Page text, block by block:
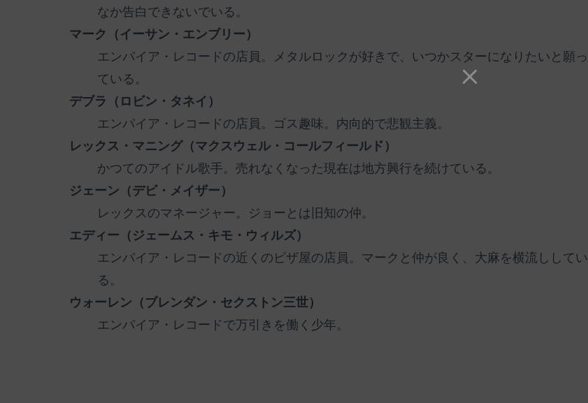
なか告白できないでいる。
マーク（イーサン・エンブリー）
エンパイア・レコードの店員。メタルロックが好きで、いつかスターになりたいと願っ
ている。
デブラ（ロビン・タネイ）
エンパイア・レコードの店員。ゴス趣味。内向的で悲観主義。
レックス・マニング（マクスウェル・コールフィールド）
かつてのアイドル歌手。売れなくなった現在は地方興行を続けている。
ジェーン（デビ・メイザー）
レックスのマネージャー。ジョーとは旧知の仲。
エディー（ジェームス・キモ・ウィルズ）
エンパイア・レコードの近くのピザ屋の店員。マークと仲が良く、大麻を横流ししてい
る。
ウォーレン（ブレンダン・セクストン三世）
エンパイア・レコードで万引きを働く少年。